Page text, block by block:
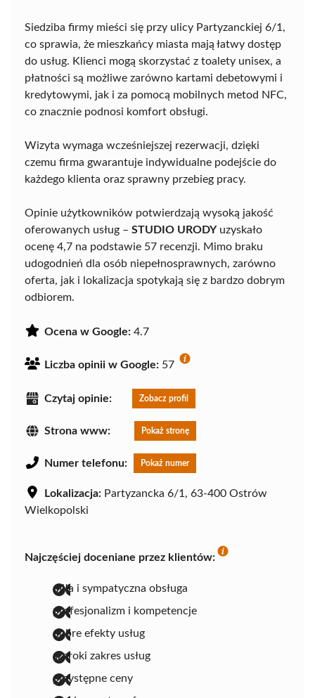
Siedziba firmy mieści się przy ulicy Partyzanckiej 6/1,
co sprawia, że mieszkańcy miasta mają łatwy dostęp
do usług. Klienci mogą skorzystać z toalety unisex, a
płatności są możliwe zarówno kartami debetowymi i
kredytowymi, jak i za pomocą mobilnych metod NFC,
co znacznie podnosi komfort obsługi.
Wizyta wymaga wcześniejszej rezerwacji, dzięki
czemu firma gwarantuje indywidualne podejście do
każdego klienta oraz sprawny przebieg pracy.
Opinie użytkowników potwierdzają wysoką jakość
oferowanych usług – STUDIO URODYuzyskało
ocenę 4,7 na podstawie 57 recenzji. Mimo braku
udogodnień dla osób niepełnosprawnych, zarówno
oferta, jak i lokalizacja spotykają się z bardzo dobrym
odbiorem.
Ocena w Google: 4.7
Liczba opinii w Google: 57
Czytaj opinie: Zobacz profil
Strona www: Pokaż stronę
Numer telefonu: Pokaż numer
Lokalizacja: Partyzancka 6/1, 63-400 Ostrów
Wielkopolski
Najczęściej doceniane przez klientów:
miła i sympatyczna obsługa
profesjonalizm i kompetencje
dobre efekty usług
szeroki zakres usług
przystępne ceny